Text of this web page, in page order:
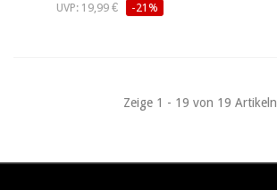
UVP: 19,99 €
-21%
Zeige 1 - 19 von 19 Artikeln